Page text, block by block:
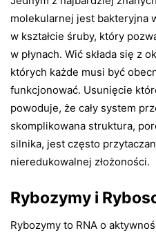
molekularnej jest bakteryjna
w kształcie śruby, który
w płynach. Wić składa się z
których każde musi być
funkcjonować. Usunięcie
powoduje, że cały system
skomplikowana struktura,
silnika, jest często
nieredukowalnej złożoności.
Rybozymy i
Rybozymy to RNA o